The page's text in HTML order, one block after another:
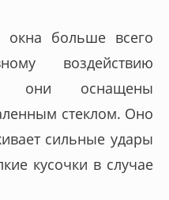
окна больше всего
воздействию
они оснащены
стеклом. Оно
сильные удары
кусочки в случае